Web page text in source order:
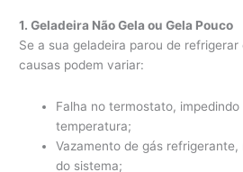
1. Geladeira Não Gela ou Gela Pouco
Se a sua geladeira parou de
causas podem variar:
Falha no termostato, impedindo
temperatura;
Vazamento de gás
do sistema;